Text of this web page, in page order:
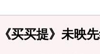
买买提》未映